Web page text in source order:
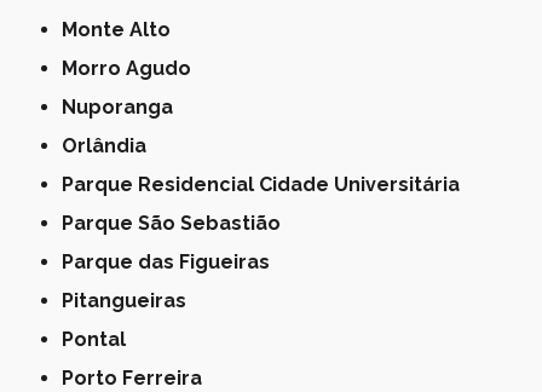
Monte Alto
Morro Agudo
Nuporanga
Orlândia
Parque Residencial Cidade Universitária
Parque São Sebastião
Parque das Figueiras
Pitangueiras
Pontal
Porto Ferreira